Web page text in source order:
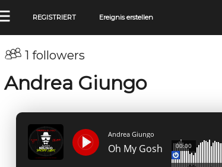
REGISTRIERT Ereignis erstellen
1 followers
Andrea Giungo
Andrea Giungo
Oh My Gosh 00:00